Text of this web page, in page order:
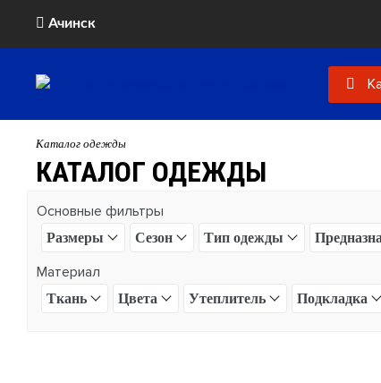
Ачинск
Каталог одежды
КАТАЛОГ ОДЕЖДЫ
Основные фильтры
Размеры Сезон Тип одежды
Материал
Ткань Цвета Утеплитель Подкладка